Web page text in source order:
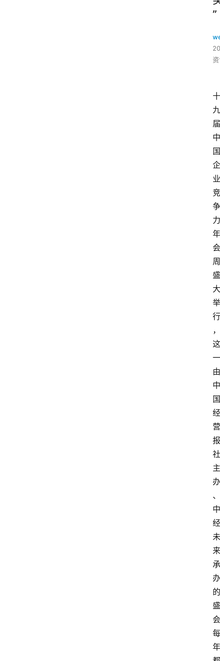
”
十
九
届
中
国
企
业
竞
争
力
年
会
周
盛
大
举
行
，
这
一
由
中
国
经
营
报
社
主
办
、
中
经
未
来
承
办
的
盛
会
每
年